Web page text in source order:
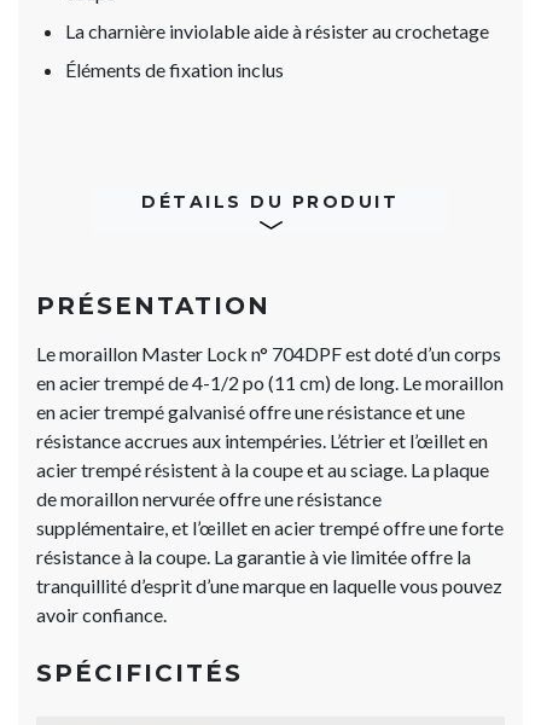
La charnière inviolable aide à résister au crochetage
Éléments de fixation inclus
DÉTAILS DU PRODUIT
PRÉSENTATION
Le moraillon Master Lock n° 704DPF est doté d’un corps
en acier trempé de 4-1/2 po (11 cm) de long. Le moraillon
en acier trempé galvanisé offre une résistance et une
résistance accrues aux intempéries. L’étrier et l’œillet en
acier trempé résistent à la coupe et au sciage. La plaque
de moraillon nervurée offre une résistance
supplémentaire, et l’œillet en acier trempé offre une forte
résistance à la coupe. La garantie à vie limitée offre la
tranquillité d’esprit d’une marque en laquelle vous pouvez
avoir confiance.
SPÉCIFICITÉS